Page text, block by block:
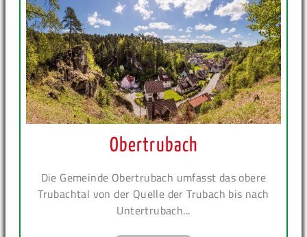
Obertrubach
Die Gemeinde Obertrubach umfasst das obere
Trubachtal von der Quelle der Trubach bis nach
Untertrubach...